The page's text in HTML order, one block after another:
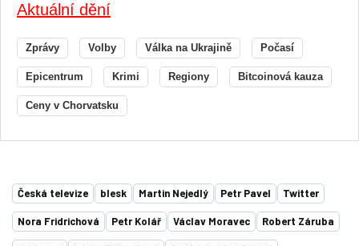
Aktuální dění
Zprávy Volby Válka na Ukrajině Počasí
Epicentrum Krimi Regiony Bitcoinová kauza
Ceny v Chorvatsku
Česká televize blesk Martin Nejedlý Petr Pavel Twitter
Nora Fridrichová Petr Kolář Václav Moravec Robert Záruba